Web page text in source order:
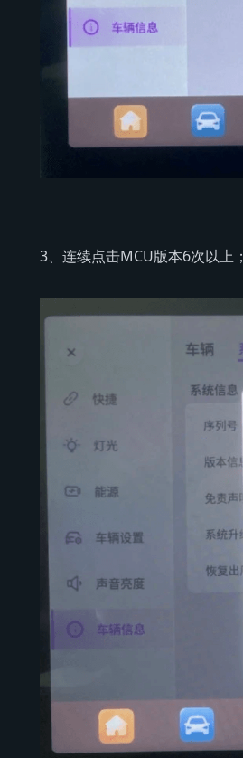
3、连续点击MCU版本6次以上；